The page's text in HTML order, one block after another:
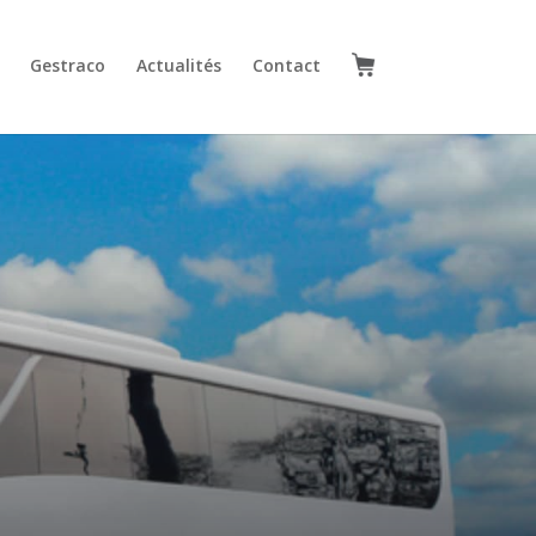
Gestraco Actualités Contact